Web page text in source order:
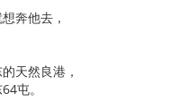
奔他去，
天然良港，
屯。